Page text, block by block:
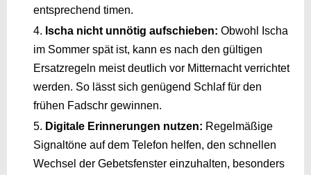
entsprechend timen.
Ischa nicht unnötig aufschieben: Obwohl Ischa
im Sommer spät ist, kann es nach den gültigen
Ersatzregeln meist deutlich vor Mitternacht verrichtet
werden. So lässt sich genügend Schlaf für den
frühen Fadschr gewinnen.
Digitale Erinnerungen nutzen: Regelmäßige
Signaltöne auf dem Telefon helfen, den schnellen
Wechsel der Gebetsfenster einzuhalten, besonders